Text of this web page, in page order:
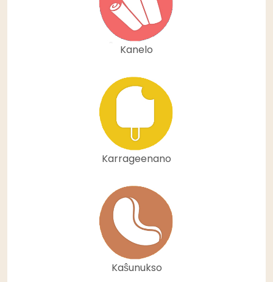
Kanelo
Karrageenano
Kaŝunukso